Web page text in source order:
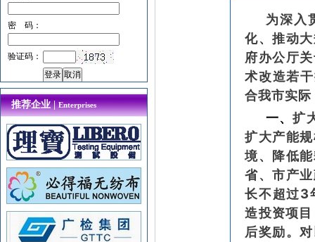
为深入
化、推动
府办公厅
术改造若
合我市实
一、扩
扩大产能
境、降低
省、市产
长不超过3
造投资项
后奖励。
密 码：
验证码：
推荐企业 |Enterprises